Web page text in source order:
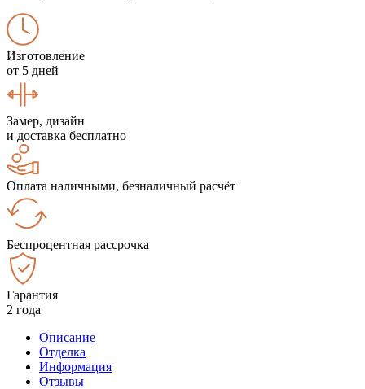
Изготовление
от 5 дней
Замер, дизайн
и доставка бесплатно
Оплата наличными, безналичный расчёт
Беспроцентная рассрочка
Гарантия
2 года
Описание
Отделка
Информация
Отзывы